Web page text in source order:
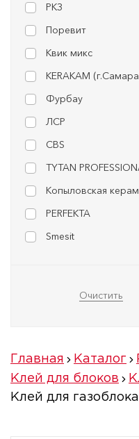
РКЗ
Поревит
Квик микс
KERAKAM
Фурбау
ЛСР
CBS
TYTAN
Копыловская
PERFEKTA
Smesit
Главная Каталог
Клей для блоков
Клей для